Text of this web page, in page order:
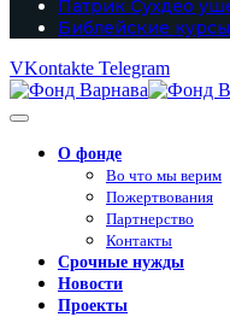
Патрик Сухдео
Библейские
VKontakte Telegram
О фонде
Во что мы верим
Пожертвования
Партнерство
Контакты
Срочные нужды
Новости
Проекты